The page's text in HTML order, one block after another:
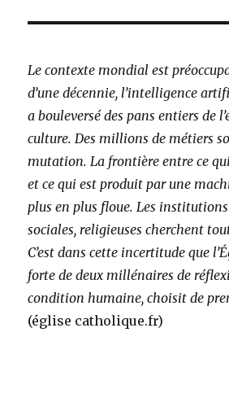
Le contexte mondial est
d’une décennie, l’intelligence
a bouleversé des pans entiers de
culture. Des millions de métiers
mutation. La frontière entre ce
et ce qui est produit par une
plus en plus floue. Les
sociales, religieuses cherchent
C’est dans cette incertitude que
forte de deux millénaires de
condition humaine, choisit de
(église catholique.fr)